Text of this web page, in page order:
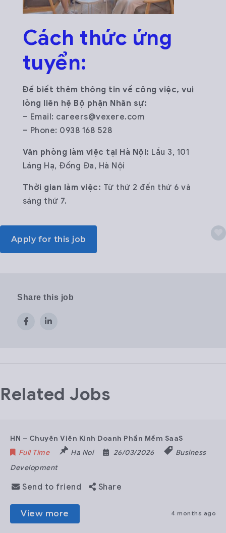
Cách thức ứng
tuyển:
Để biết thêm thông tin về công việc, vui
lòng liên hệ Bộ phận Nhân sự:
– Email: careers@vexere.com
– Phone: 0938 168 528
Văn phòng làm việc tại Hà Nội: Lầu 3, 101
Láng Hạ, Đống Đa, Hà Nội
Thời gian làm việc: Từ thứ 2 đến thứ 6 và
sáng thứ 7.
Apply for this job
Share this job
Related Jobs
HN – Chuyên Viên Kinh Doanh Phần Mềm SaaS
Full Time
Ha Noi 26/03/2026
Business
Development
Send to friend Share
View more 4 months ago